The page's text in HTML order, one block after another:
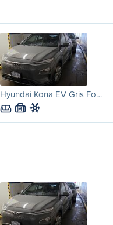
Hyundai Kona EV Gris Fo…
M